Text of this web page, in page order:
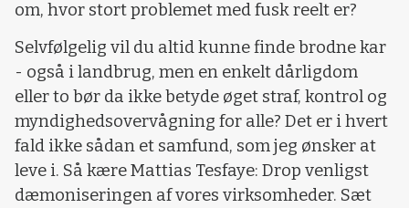
om, hvor stort problemet med fusk reelt er?
Selvfølgelig vil du altid kunne finde brodne kar
- også i landbrug, men en enkelt dårligdom
eller to bør da ikke betyde øget straf, kontrol og
myndighedsovervågning for alle? Det er i hvert
fald ikke sådan et samfund, som jeg ønsker at
leve i. Så kære Mattias Tesfaye: Drop venligst
dæmoniseringen af vores virksomheder. Sæt